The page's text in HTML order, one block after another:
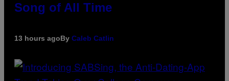
Song of All Time
13 hours agoBy Caleb Catlin